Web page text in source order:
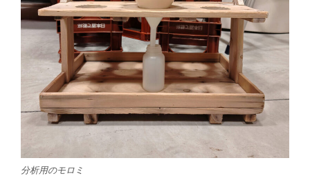
分析用のモロミ